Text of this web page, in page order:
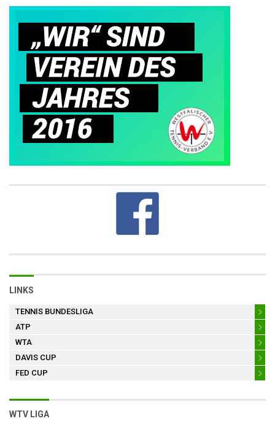
LINKS
TENNIS BUNDESLIGA
ATP
WTA
DAVIS CUP
FED CUP
WTV LIGA